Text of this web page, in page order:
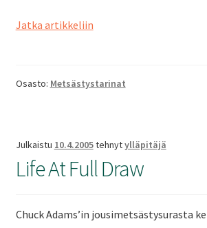
Jatka artikkeliinJesse
Osasto: Metsästystarinat
Julkaistu 10.4.2005tehnytylläpitäjä
Life At Full Draw
Chuck Adams’in jousimetsästysurasta